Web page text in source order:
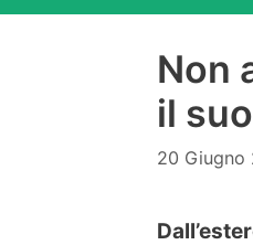
Non
il
20 Giugno